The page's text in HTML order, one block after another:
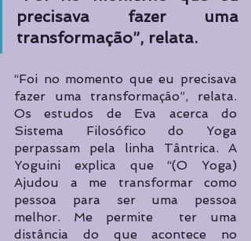
precisava fazer uma
transformação”, relata.
“Foi no momento que eu precisava
fazer uma transformação”, relata.
Os estudos de Eva acerca do
Sistema Filosófico do Yoga
perpassam pela linha Tântrica. A
Yoguini explica que “(O Yoga)
Ajudou a me transformar como
pessoa para ser uma pessoa
melhor. Me permite  ter uma
distância do que acontece no